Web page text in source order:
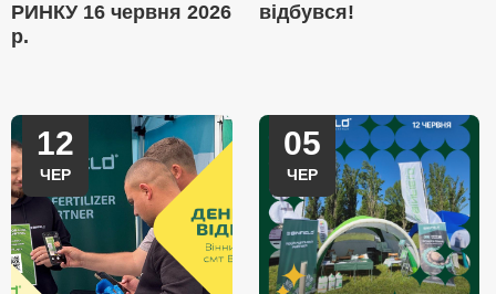
РИНКУ 16 червня 2026
р.
відбувся!
12
ЧЕР
05
ЧЕР